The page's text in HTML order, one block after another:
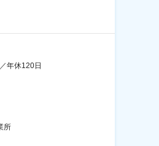
年休120日
所